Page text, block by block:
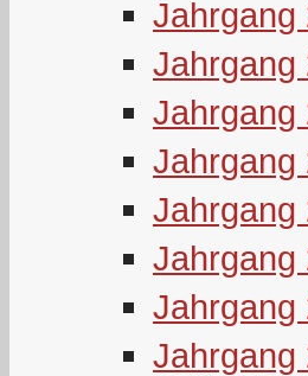
Jahrgang
Jahrgang
Jahrgang
Jahrgang
Jahrgang
Jahrgang
Jahrgang
Jahrgang